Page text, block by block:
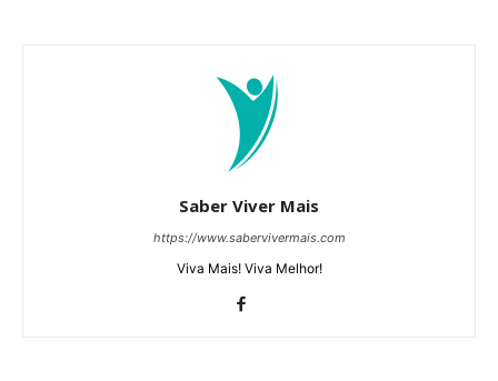
Saber Viver Mais
https://www.sabervivermais.com
Viva Mais! Viva Melhor!